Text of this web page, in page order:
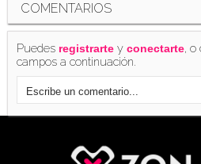
COMENTARIOS
Puedes registrarte yconectarte, o
campos a continuación.